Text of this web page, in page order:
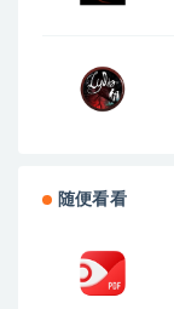
随便看看